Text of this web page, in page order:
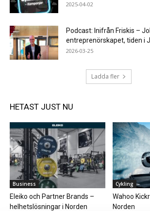
2025-04-02
Podcast: Inifrån Friskis –
entreprenörskapet, tiden i
2026-03-25
Ladda fler
HETAST JUST NU
Business
Eleiko och Partner Brands –
helhetslösningar i Norden
Cykling
Wahoo
Norden